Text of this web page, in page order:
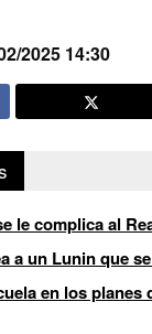
2025 14:30
le complica al
a un Lunin que
en los planes